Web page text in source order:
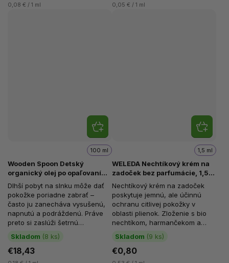
0,08 € / 1 ml 0,05 € / 1 ml
Wooden Spoon Detský
organický olej po opaľovaní
Baby & Family, 100 ml
Skladom (8 ks)
100 ml
€18,43
Dlhší pobyt na slnku môže dať
pokožke poriadne zabrať –
často ju zanecháva vysušenú,
napnutú a podráždenú. Práve
preto si zaslúži šetrnú
starostlivosť, ktorá jej pomôže
navrátiť...
WELEDA Nechtíkový krém na
zadoček bez parfumácie, 1,5
ml, VZORKA
Skladom (9 ks)
1,5 ml
€0,80
Nechtíkový krém na zadoček
poskytuje jemnú, ale účinnú
ochranu citlivej pokožky v
oblasti plienok. Zloženie s bio
nechtíkom, harmančekom a
cennými rastlinnými olejmi
pomáha...